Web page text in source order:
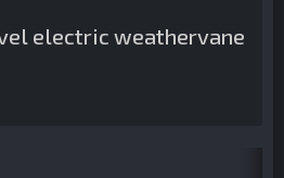
electric weathervane